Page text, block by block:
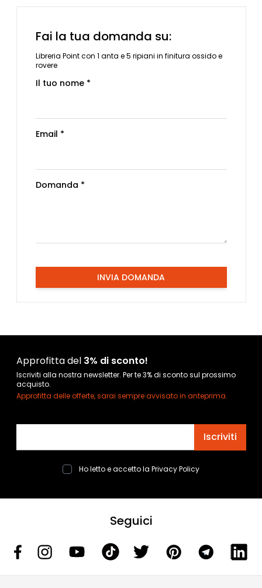
Fai la tua domanda su:
Libreria Point con 1 anta e 5 ripiani in finitura ossido e
rovere
Il tuo nome *
Email *
Domanda *
INVIA DOMANDA
Approfitta del 3% di sconto!
Iscriviti alla nostra newsletter. Per te 3% di sconto sul prossimo
acquisto.
Approfitta delle offerte, sarai sempre avvisato in anteprima.
Iscriviti
Ho letto e accetto la Privacy Policy
Seguici